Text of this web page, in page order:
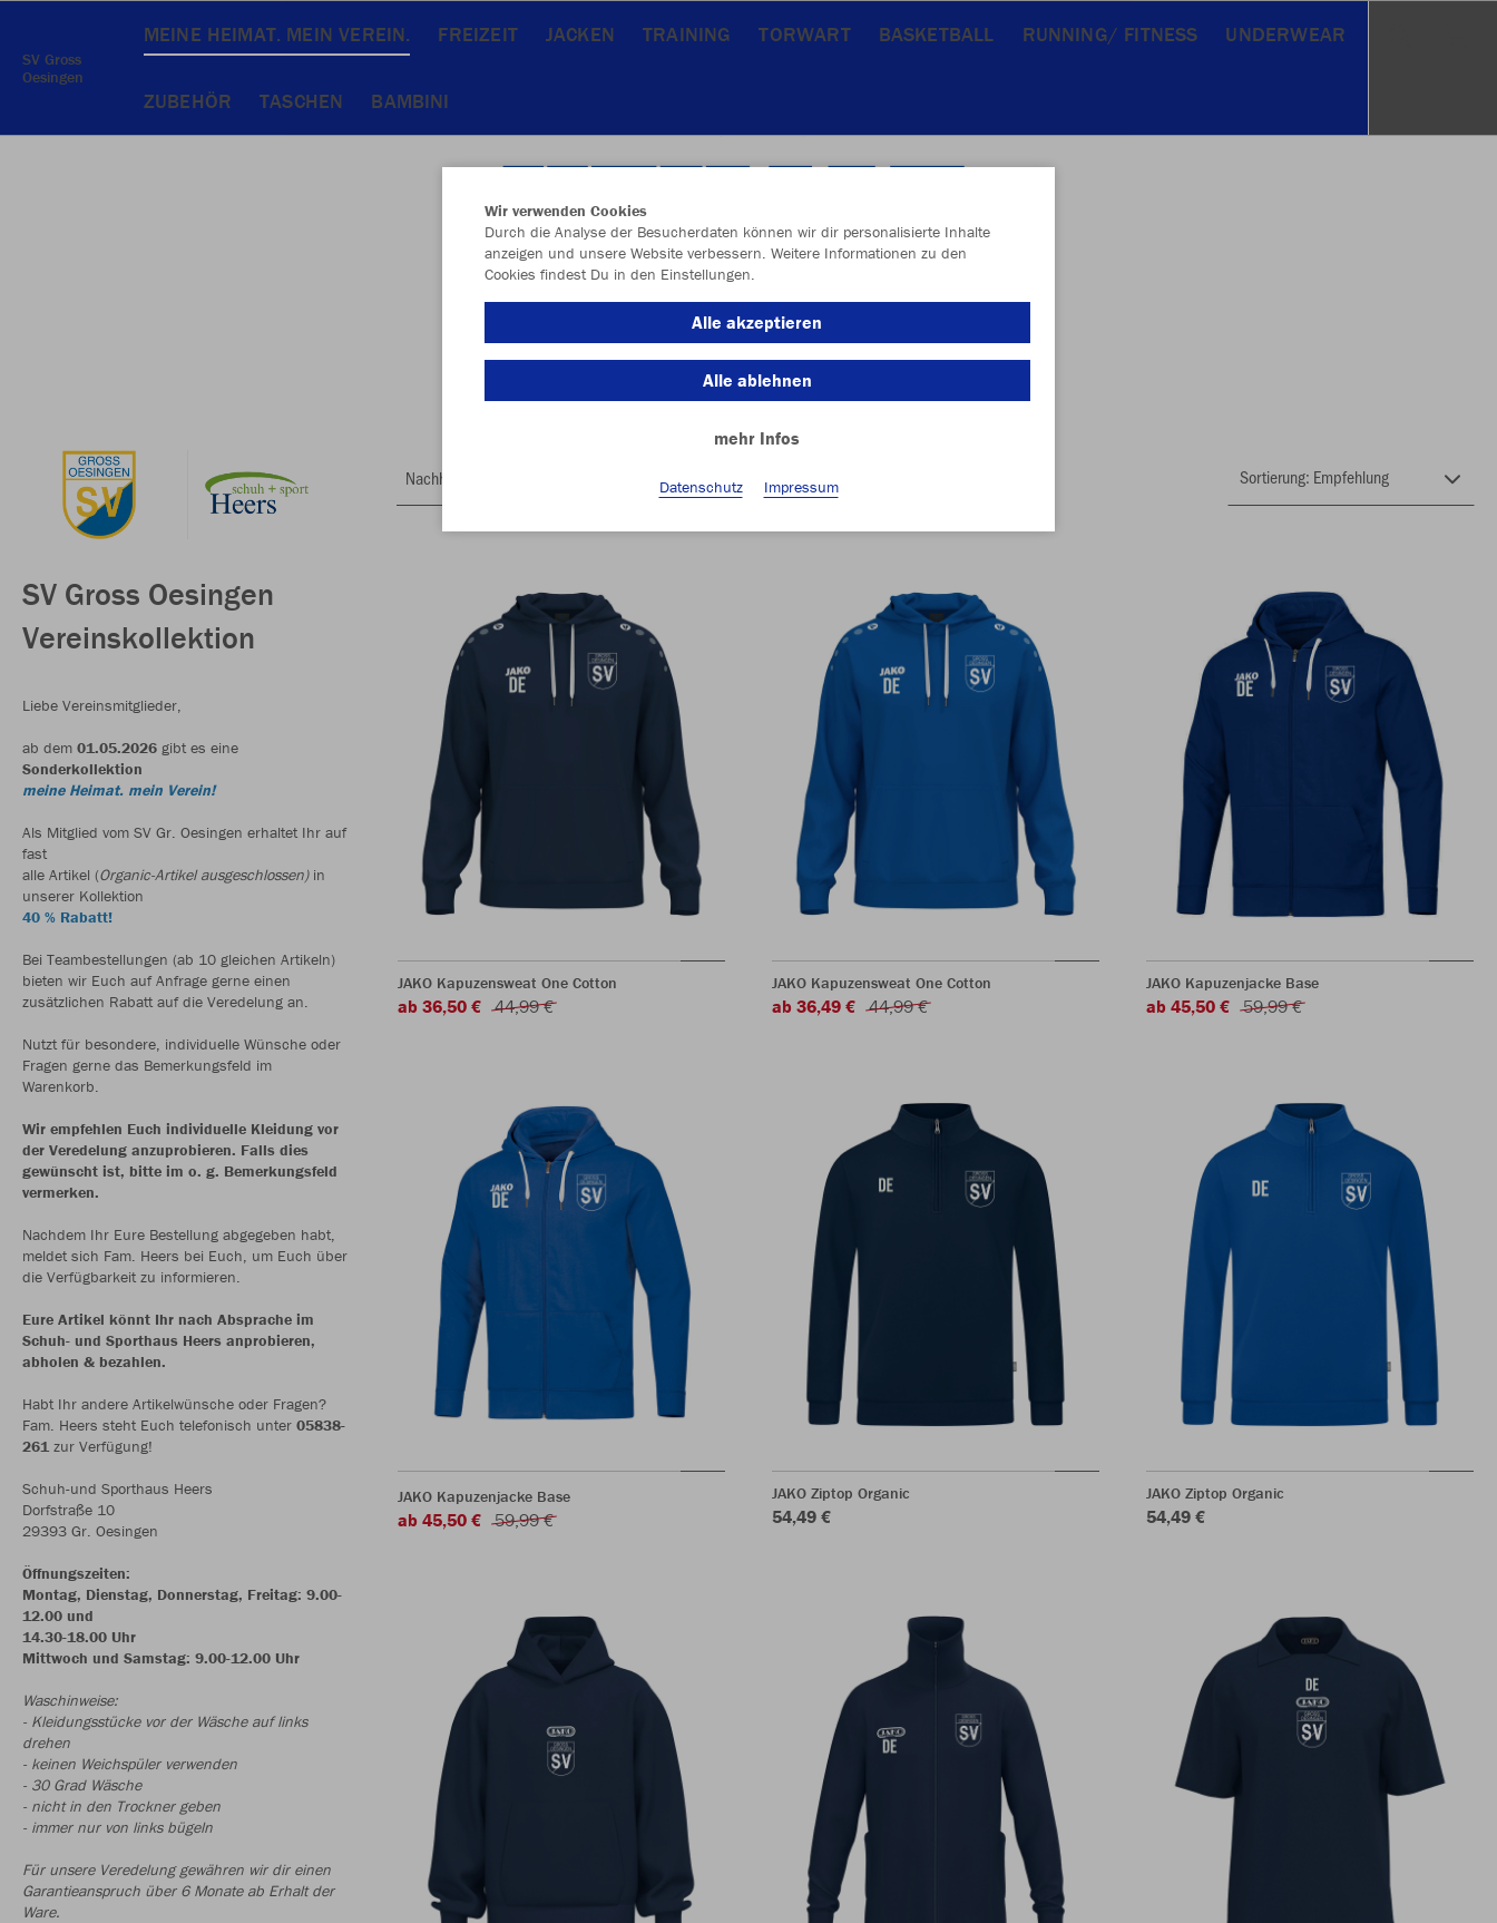
SV Gross
Oesingen
MEINE HEIMAT. MEIN VEREIN. FREIZEIT JACKEN TRAINING TORWART BASKETBALL RUNNING/ FITNESS UNDERWEAR
ZUBEHÖR TASCHEN BAMBINI
SV Gross Oesingen
Vereinskollektion
Liebe Vereinsmitglieder,
ab dem 01.05.2026 gibt es eine
Sonderkollektion
meine Heimat. mein Verein!
Als Mitglied vom SV Gr. Oesingen erhaltet Ihr auf
fast
alle Artikel (Organic-Artikel ausgeschlossen) in
unserer Kollektion
40 % Rabatt!
Bei Teambestellungen (ab 10 gleichen Artikeln)
bieten wir Euch auf Anfrage gerne einen
zusätzlichen Rabatt auf die Veredelung an.
Nutzt für besondere, individuelle Wünsche oder
Fragen gerne das Bemerkungsfeld im
Warenkorb.
Wir empfehlen Euch individuelle Kleidung vor
der Veredelung anzuprobieren. Falls dies
gewünscht ist, bitte im o. g. Bemerkungsfeld
vermerken.
Nachdem Ihr Eure Bestellung abgegeben habt,
meldet sich Fam. Heers bei Euch, um Euch über
die Verfügbarkeit zu informieren.
Eure Artikel könnt Ihr nach Absprache im
Schuh- und Sporthaus Heers anprobieren,
abholen & bezahlen.
Habt Ihr andere Artikelwünsche oder Fragen?
Fam. Heers steht Euch telefonisch unter 05838-
261 zur Verfügung!
Schuh-und Sporthaus Heers
Dorfstraße 10
29393 Gr. Oesingen
Öffnungszeiten:
Montag, Dienstag, Donnerstag, Freitag: 9.00-
12.00 und
14.30-18.00 Uhr
Mittwoch und Samstag: 9.00-12.00 Uhr
Waschinweise:
- Kleidungsstücke vor der Wäsche auf links
drehen
- keinen Weichspüler verwenden
- 30 Grad Wäsche
- nicht in den Trockner geben
- immer nur von links bügeln
Für unsere Veredelung gewähren wir dir einen
Garantieanspruch über 6 Monate ab Erhalt der
Ware.
Nachhaltig
JAKO Kapuzensweat One Cotton
ab 36,50 € 44,99 €
JAKO Kapuzensweat One Cotton
ab 36,49 € 44,99 €
JAKO Kapuzenjacke Base
ab 45,50 € 59,99 €
JAKO Kapuzenjacke Base
ab 45,50 € 59,99 €
JAKO Ziptop Organic
54,49 €
JAKO Ziptop Organic
54,49 €
Wir verwenden Cookies
Durch die Analyse der Besucherdaten können wir dir personalisierte Inhalte
anzeigen und unsere Website verbessern. Weitere Informationen zu den
Cookies findest Du in den Einstellungen.
Alle akzeptieren
Alle ablehnen
mehr Infos
Datenschutz Impressum